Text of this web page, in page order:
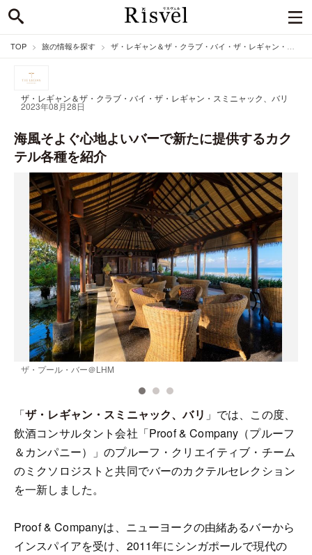
TOP 旅の情報を探す ザ・レギャン＆ザ・クラブ・バイ・ザ・レギャン・スミニャック、バリのニュース
ザ・レギャン＆ザ・クラブ・バイ・ザ・レギャン・スミニャック、バリ
2023年08月28日
海風そよぐ心地よいバーで新たに提供するカク
テル各種を紹介
ザ・プール・バー＠LHM
「ザ・レギャン・スミニャック、バリ 」では、この度、
飲酒コンサルタント会社「Proof & Company（プルーフ
＆カンパニー）」のプルーフ・クリエイティブ・チーム
のミクソロジストと共同でバーのカクテルセレクション
を一新しました。
Proof & Companyは、ニューヨークの由緒あるバーから
インスパイアを受け、2011年にシンガポールで現代の